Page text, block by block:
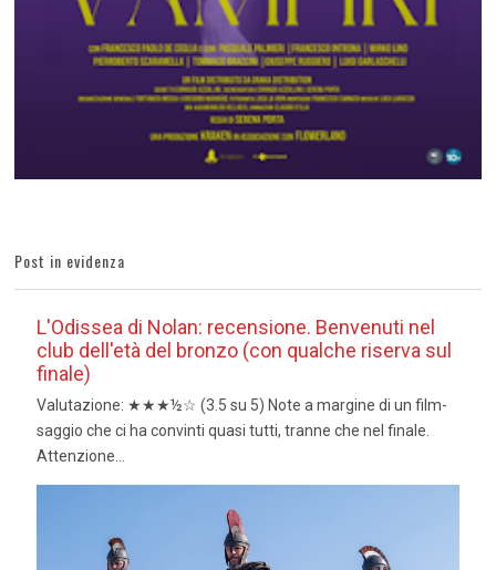
Post in evidenza
L'Odissea di Nolan: recensione. Benvenuti nel
club dell'età del bronzo (con qualche riserva sul
finale)
Valutazione: ★★★½☆ (3.5 su 5) Note a margine di un film-
saggio che ci ha convinti quasi tutti, tranne che nel finale.
Attenzione...